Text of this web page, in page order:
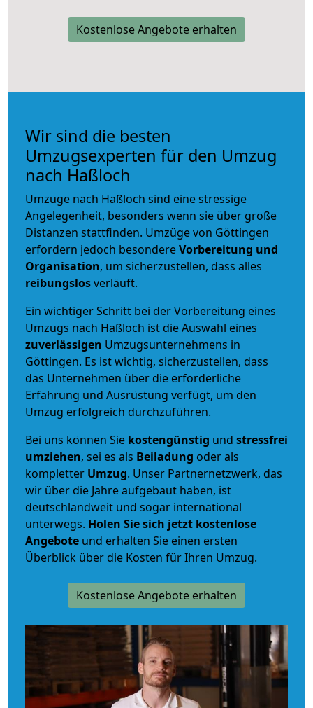
Kostenlose Angebote erhalten
Wir sind die besten
Umzugsexperten für den Umzug
nach Haßloch
Umzüge nach Haßloch sind eine stressige
Angelegenheit, besonders wenn sie über große
Distanzen stattfinden. Umzüge von Göttingen
erfordern jedoch besondereVorbereitung und
Organisation, um sicherzustellen, dass alles
reibungslosverläuft.
Ein wichtiger Schritt bei der Vorbereitung eines
Umzugs nach Haßloch ist die Auswahl eines
zuverlässigen Umzugsunternehmens in
Göttingen. Es ist wichtig, sicherzustellen, dass
das Unternehmen über die erforderliche
Erfahrung und Ausrüstung verfügt, um den
Umzug erfolgreich durchzuführen.
Bei uns können Sie kostengünstig und stressfrei
umziehen, sei es als Beiladung oder als
kompletter Umzug. Unser Partnernetzwerk, das
wir über die Jahre aufgebaut haben, ist
deutschlandweit und sogar international
unterwegs. Holen Sie sich jetzt kostenlose
Angebote und erhalten Sie einen ersten
Überblick über die Kosten für Ihren Umzug.
Kostenlose Angebote erhalten